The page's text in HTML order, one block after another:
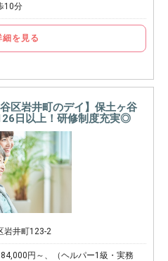
10分
細を見る
区岩井町のデイ】保土ヶ谷
日以上！研修制度充実◎
岩井町123-2
円～、（ヘルパー1級・実務